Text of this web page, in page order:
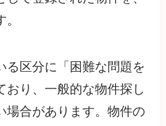
る区分に「困難な問題を
おり、一般的な物件探し
場合があります。物件の